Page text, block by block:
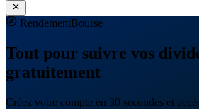
RendementBourse
Tout pour suivre vos
gratuitement
Créez votre compte en 30 secondes et